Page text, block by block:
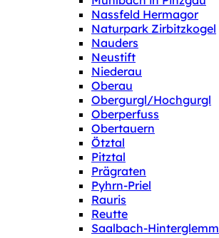
Nassfeld Hermagor
Naturpark Zirbitzkogel
Nauders
Neustift
Niederau
Oberau
Obergurgl/Hochgurgl
Oberperfuss
Obertauern
Ötztal
Pitztal
Prägraten
Pyhrn-Priel
Rauris
Reutte
Saalbach-Hinterglemm